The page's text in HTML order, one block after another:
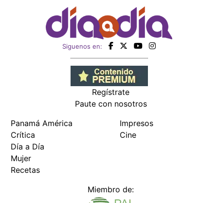
Siguenos en:
Regístrate
Paute con nosotros
Panamá América
Crítica
Día a Día
Mujer
Recetas
Impresos
Cine
Miembro de: